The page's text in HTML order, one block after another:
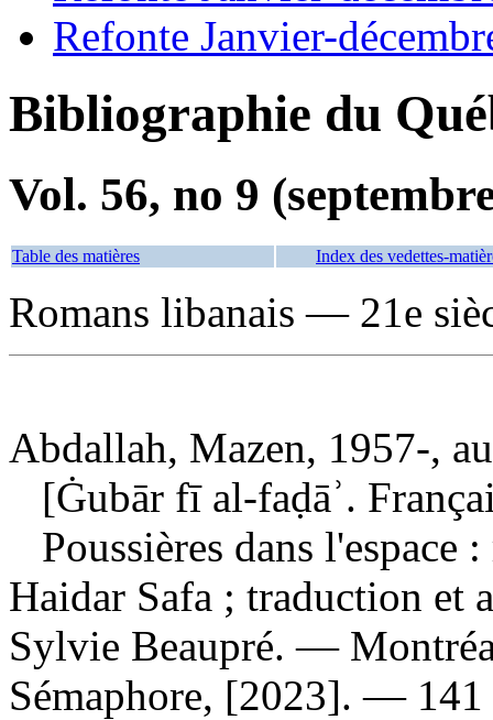
Refonte Janvier-
Bibliographie du
Vol. 56, no 9
Table des matières Index des vedettes-
Romans libanais — 21e
Abdallah, Mazen, 1957-,
[Ġubār fī al-faḍāʾ.
Poussières dans l'espace
Haidar Safa ; traduction et
Sylvie Beaupré. —
Sémaphore, [2023]. — 141